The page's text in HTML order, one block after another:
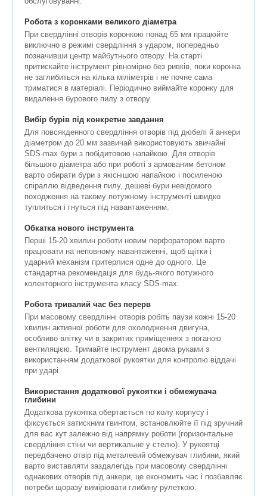
Робота з коронками великого діаметра
При свердлінні отворів коронкою понад 65 мм працюйте
виключно в режимі свердління з ударом, попередньо
позначивши центр майбутнього отвору. На старті
притискайте інструмент рівномірно без ривків, поки коронка
не заглибиться на кілька міліметрів і не почне сама
триматися в матеріалі. Періодично виймайте коронку для
видалення бурового пилу з отвору.
Вибір бурів під конкретне завдання
Для повсякденного свердління отворів під дюбелі й анкери
діаметром до 20 мм зазвичай використовують звичайні
SDS-max бури з побідитовою напайкою. Для отворів
більшого діаметра або при роботі з армованим бетоном
варто обирати бури з якіснішою напайкою і посиленою
спіраллю відведення пилу, дешеві бури невідомого
походження на такому потужному інструменті швидко
тупляться і гнуться під навантаженням.
Обкатка нового інструмента
Перші 15-20 хвилин роботи новим перфоратором варто
працювати на неповному навантаженні, щоб щітки і
ударний механізм притерлися одне до одного. Це
стандартна рекомендація для будь-якого потужного
колекторного інструмента класу SDS-max.
Робота тривалий час без перерв
При масовому свердлінні отворів робіть паузи кожні 15-20
хвилин активної роботи для охолодження двигуна,
особливо влітку чи в закритих приміщеннях з поганою
вентиляцією. Тримайте інструмент двома руками з
використанням додаткової рукоятки для контролю віддачі
при ударі.
Використання додаткової рукоятки і обмежувача
глибини
Додаткова рукоятка обертається по колу корпусу і
фіксується затискним гвинтом, встановлюйте її під зручний
для вас кут залежно від напрямку роботи (горизонтальне
свердління стіни чи вертикальне у стелю). У рукоятці
передбачено отвір під металевий обмежувач глибини, який
варто виставляти заздалегідь при масовому свердлінні
однакових отворів під анкери, це економить час і позбавляє
потреби щоразу вимірювати глибину рулеткою.